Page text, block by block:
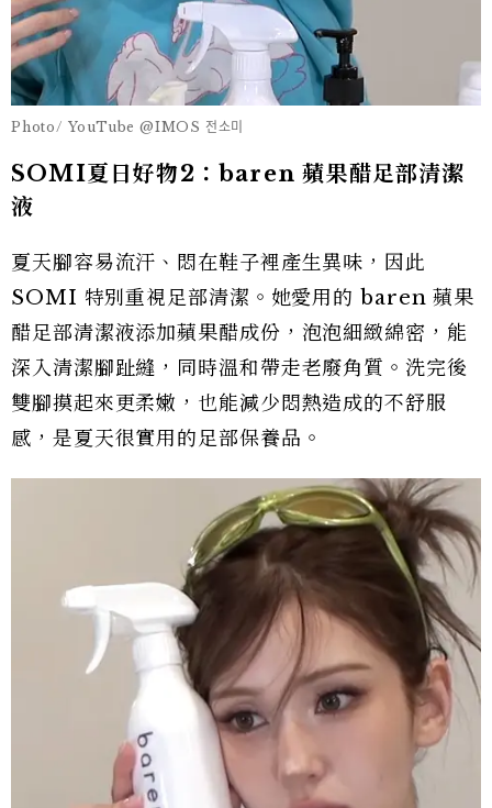
Photo/ YouTube @IMOS 전소미
SOMI夏日好物2：baren 蘋果醋足部清潔
液
夏天腳容易流汗、悶在鞋子裡產生異味，因此
SOMI 特別重視足部清潔。她愛用的 baren 蘋果
醋足部清潔液添加蘋果醋成份，泡泡細緻綿密，能
深入清潔腳趾縫，同時溫和帶走老廢角質。洗完後
雙腳摸起來更柔嫩，也能減少悶熱造成的不舒服
感，是夏天很實用的足部保養品。